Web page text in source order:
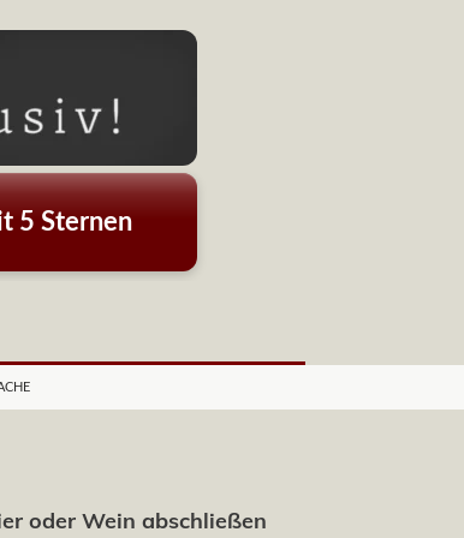
5 Sternen
oder Wein abschließen